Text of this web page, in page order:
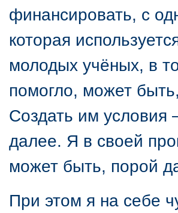
финансировать, с
которая
молодых учёных, в
помогло, может
Создать им условия
далее. Я в своей
может быть, порой
При этом я на себе